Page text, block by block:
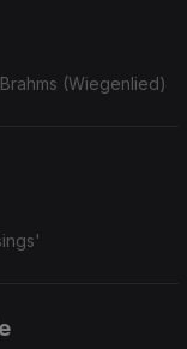
(Wiegenlied)